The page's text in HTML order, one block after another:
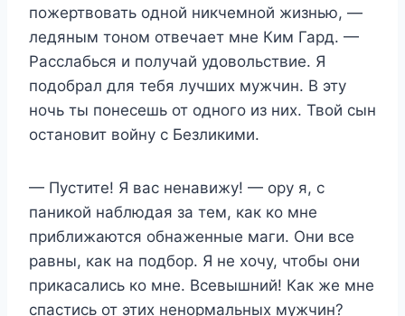
пожертвовать одной никчемной жизнью, —
ледяным тоном отвечает мне Ким Гард. —
Расслабься и получай удовольствие. Я
подобрал для тебя лучших мужчин. В эту
ночь ты понесешь от одного из них. Твой сын
остановит войну с Безликими.
— Пустите! Я вас ненавижу! — ору я, с
паникой наблюдая за тем, как ко мне
приближаются обнаженные маги. Они все
равны, как на подбор. Я не хочу, чтобы они
прикасались ко мне. Всевышний! Как же мне
спастись от этих ненормальных мужчин?